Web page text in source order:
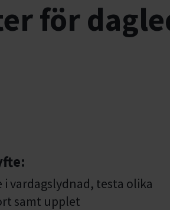
för
vardagslydnad, testa olika
samt upplet